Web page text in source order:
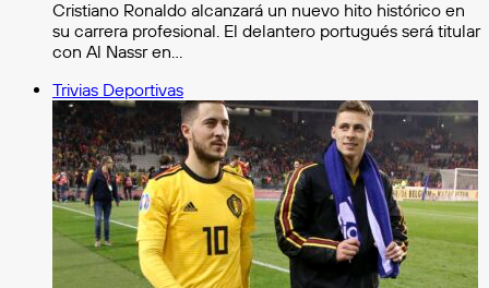
Cristiano Ronaldo alcanzará un nuevo hito histórico en
su carrera profesional. El delantero portugués será titular
con Al Nassr en…
Trivias Deportivas